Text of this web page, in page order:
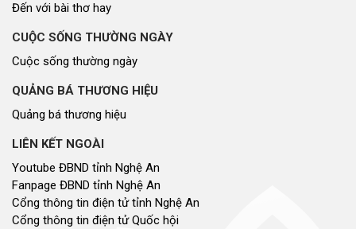
Đến với bài thơ hay
CUỘC SỐNG THƯỜNG NGÀY
Cuộc sống thường ngày
QUẢNG BÁ THƯƠNG HIỆU
Quảng bá thương hiệu
LIÊN KẾT NGOÀI
Youtube ĐBND tỉnh Nghệ An
Fanpage ĐBND tỉnh Nghệ An
Cổng thông tin điện tử tỉnh Nghệ An
Cổng thông tin điện tử Quốc hội